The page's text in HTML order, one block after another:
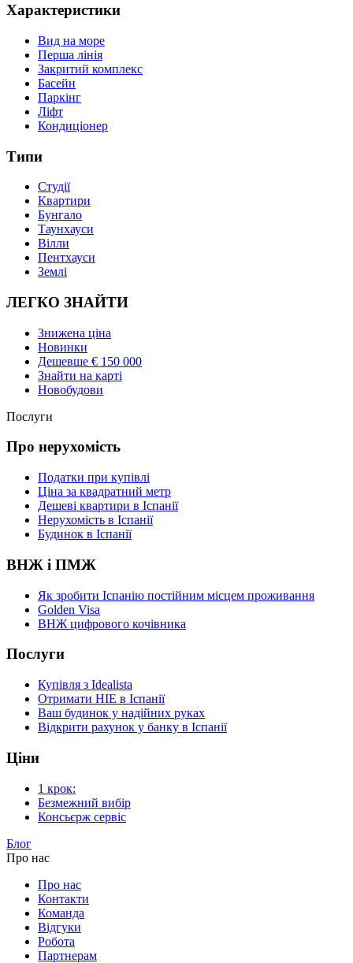
Характеристики
Вид на море
Перша лінія
Закритий комплекс
Басейн
Паркінг
Ліфт
Кондиціонер
Типи
Студії
Квартири
Бунгало
Таунхауси
Вілли
Пентхауси
Землі
ЛЕГКО ЗНАЙТИ
Знижена ціна
Новинки
Дешевше € 150 000
Знайти на карті
Новобудови
Послуги
Про нерухомість
Податки при купівлі
Ціна за квадратний метр
Дешеві квартири в Іспанії
Нерухомість в Іспанії
Будинок в Іспанії
ВНЖ і ПМЖ
Як зробити Іспанію постійним місцем проживання
Golden Visa
ВНЖ цифрового кочівника
Послуги
Купівля з Idealista
Отримати НІЕ в Іспанії
Ваш будинок у надійних руках
Відкрити рахунок у банку в Іспанії
Ціни
1 крок:
Безмежний вибір
Консьєрж сервіс
Блог
Про нас
Про нас
Контакти
Команда
Відгуки
Робота
Партнерам